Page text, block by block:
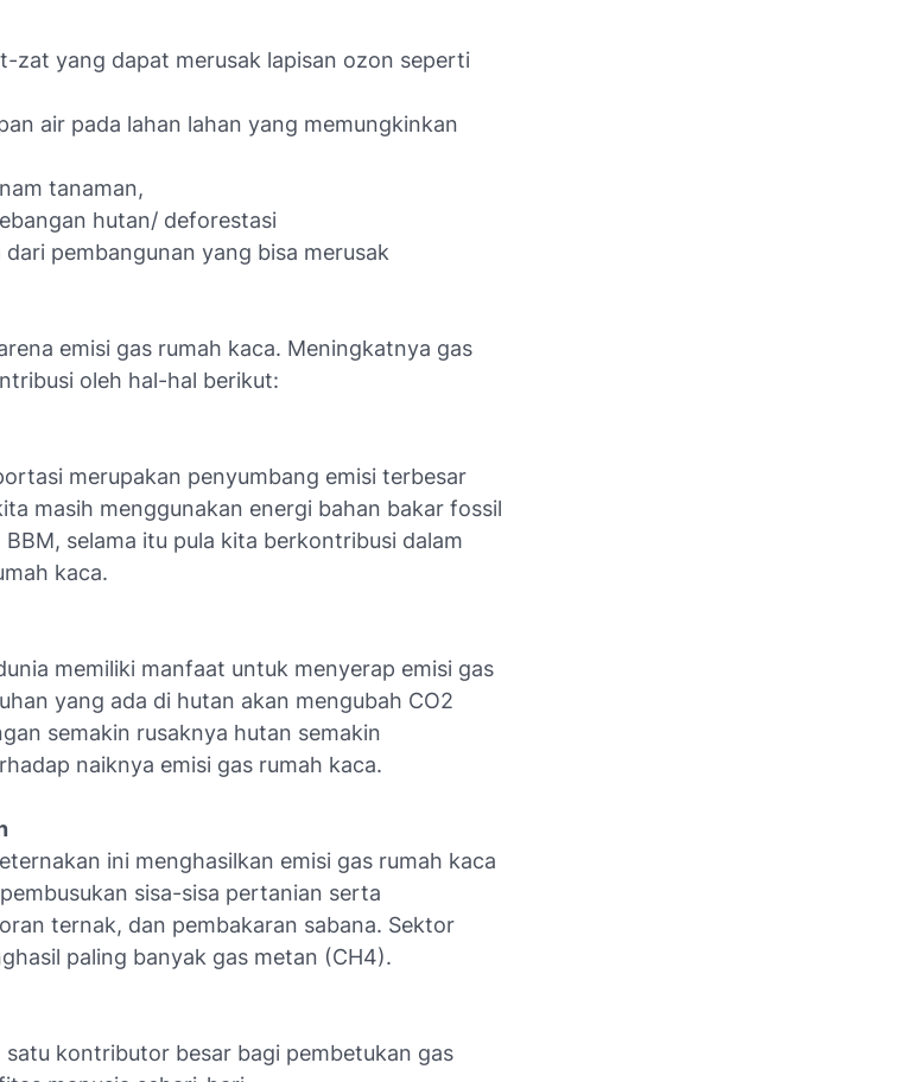
zat yang dapat merusak lapisan ozon seperti
air pada lahan lahan yang memungkinkan
tanaman,
hutan/ deforestasi
pembangunan yang bisa merusak
emisi gas rumah kaca. Meningkatnya gas
oleh hal-hal berikut:
merupakan penyumbang emisi terbesar
masih menggunakan energi bahan bakar fossil
selama itu pula kita berkontribusi dalam
kaca.
memiliki manfaat untuk menyerap emisi gas
yang ada di hutan akan mengubah CO2
semakin rusaknya hutan semakin
naiknya emisi gas rumah kaca.
ini menghasilkan emisi gas rumah kaca
sisa-sisa pertanian serta
ternak, dan pembakaran sabana. Sektor
paling banyak gas metan (CH4).
satu kontributor besar bagi pembetukan gas